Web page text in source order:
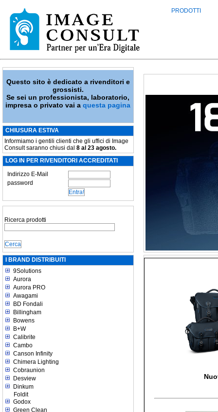
PRODOTTI
Questo sito è dedicato a rivenditori e
grossisti.
Se sei un professionista, laboratorio,
impresa o privato vai aquesta pagina
CHIUSURA ESTIVA
Informiamo i gentili clienti che gli uffici di Image
Consult saranno chiusi dal 8 al 23 agosto.
LOG IN PER RIVENDITORI ACCREDITATI
Indirizzo E-Mail
password
Ricerca prodotti
I BRAND DISTRIBUITI
9Solutions
Aurora
Aurora PRO
Awagami
BD Fondali
Billingham
Bowens
B+W
Calibrite
Cambo
Canson Infinity
Chimera Lighting
Cobraunion
Desview
Dinkum
Foldit
Godox
Green Clean